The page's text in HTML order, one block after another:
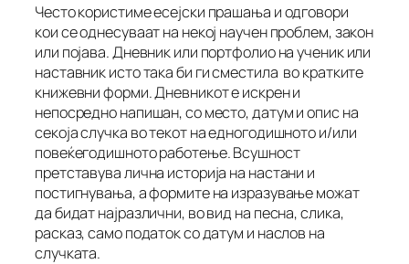
Често користиме есејски прашања и одговори
кои се однесуваат на некој научен проблем, закон
или појава. Дневник или портфолио на ученик или
наставник исто така би ги сместила во кратките
книжевни форми. Дневникот е искрен и
непосредно напишан, со место, датум и опис на
секоја случка во текот на едногодишното и/или
повеќегодишното работење. Всушност
претставува лична историја на настани и
постигнувања, а формите на изразување можат
да бидат најразлични, во вид на песна, слика,
расказ, само податок со датум и наслов на
случката.